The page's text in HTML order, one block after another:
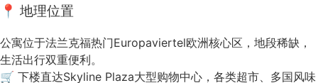
📍 地理位置
公寓位于法兰克福热门Europaviertel欧洲核心区，地段稀缺，
生活出行双重便利。
🛒 下楼直达Skyline Plaza大型购物中心，各类超市、多国风味